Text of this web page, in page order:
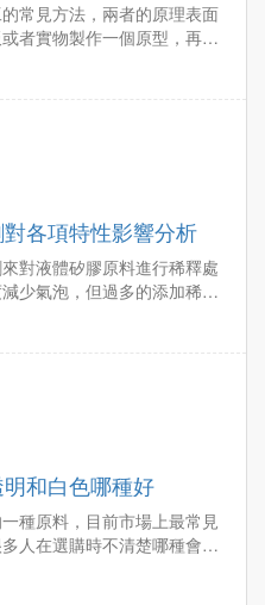
常見方法，兩者的原理表面
者實物製作一個原型，再通
出一個矽膠模具，再通過這
兩者還是有一定區別的，下
各項特性影響分析
對液體矽膠原料進行稀釋處
少氣泡，但過多的添加稀釋
其性能會下降變差，建議把
…
和白色哪種好
種原料，目前市場上最常見
人在選購時不清楚哪種會更
細解說半透明和白色液體矽